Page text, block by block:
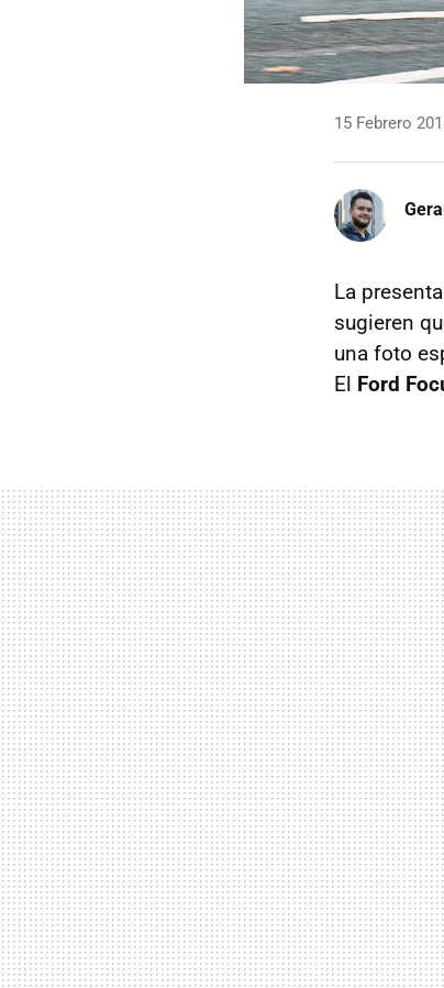
15 Febrero
La
sugieren
una foto
El Ford